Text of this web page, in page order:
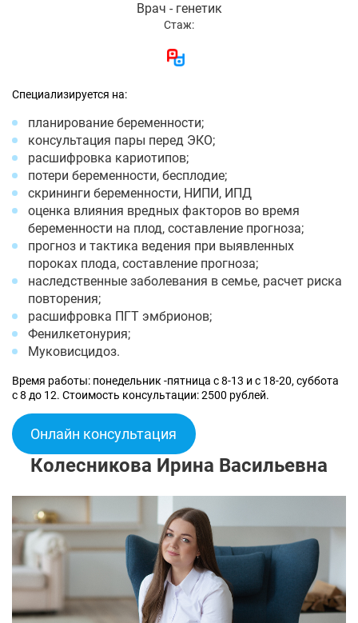
Врач - генетик
Стаж:
Специализируется на:
планирование беременности;
консультация пары перед ЭКО;
расшифровка кариотипов;
потери беременности, бесплодие;
скрининги беременности, НИПИ, ИПД
оценка влияния вредных факторов во время
беременности на плод, составление прогноза;
прогноз и тактика ведения при выявленных
пороках плода, составление прогноза;
наследственные заболевания в семье, расчет риска
повторения;
расшифровка ПГТ эмбрионов;
Фенилкетонурия;
Муковисцидоз.
Время работы: понедельник -пятница с 8-13 и с 18-20, суббота
с 8 до 12. Стоимость консультации: 2500 рублей.
Онлайн консультация
Колесникова Ирина Васильевна